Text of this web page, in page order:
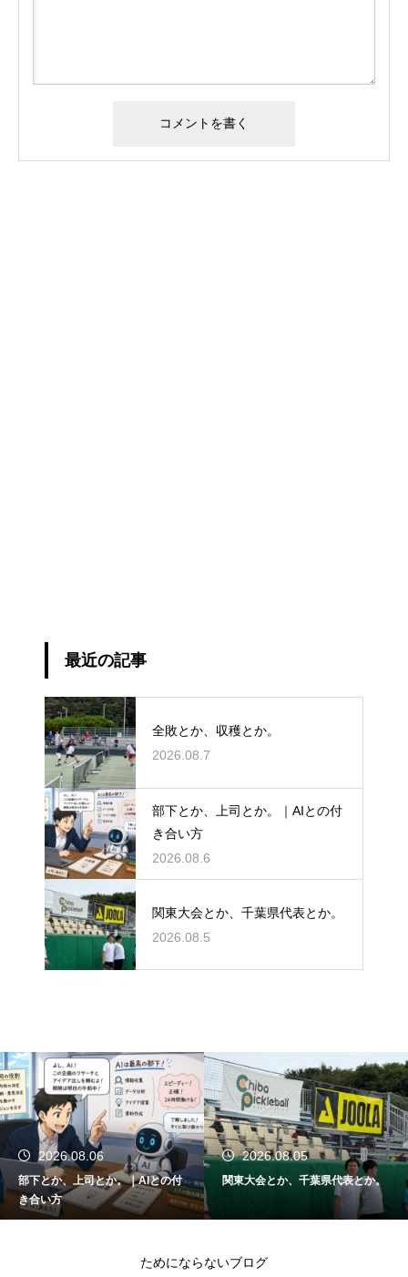
最近の記事
全敗とか、収穫とか。
2026.08.7
部下とか、上司とか。｜AIとの付
き合い方
2026.08.6
関東大会とか、千葉県代表とか。
2026.08.5
2026.08.05
関東大会とか、千葉県代表とか。
2026.08.04
SOLINCO HYPER-G、かなり良か
った。｜担々麺とか、真夏のテニ
スとか。
ためにならないブログ